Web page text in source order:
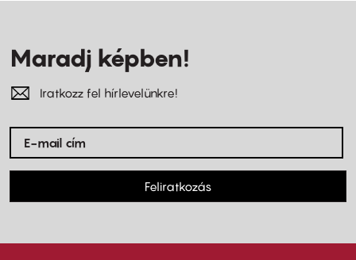
Maradj képben!
Iratkozz fel hírlevelünkre!
Feliratkozás